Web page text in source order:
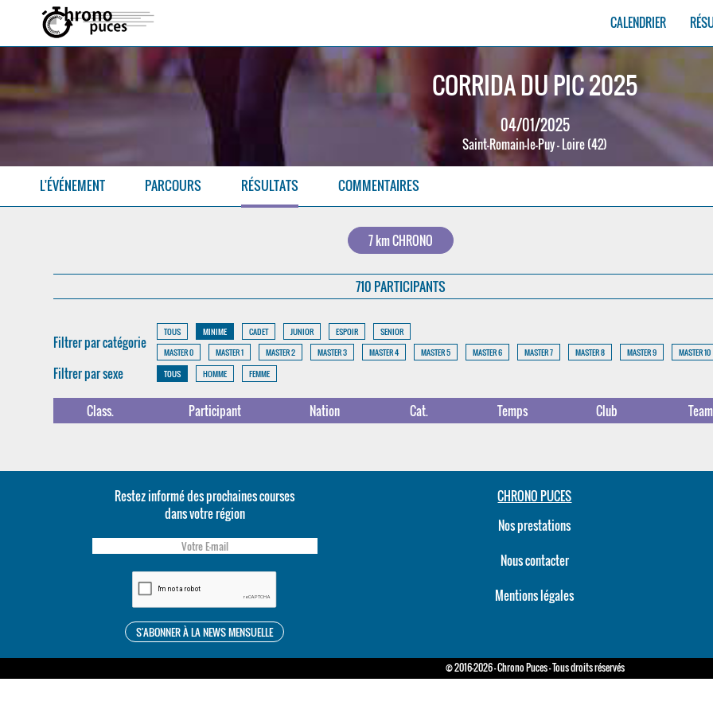
CALENDRIER
CORRIDA DU PIC 2025
04/01/2025
Saint-Romain-le-Puy - Loire (42)
L'ÉVÉNEMENT PARCOURS RÉSULTATS COMMENTAIRES
7 km CHRONO
710 PARTICIPANTS
Filtrer par catégorie
TOUS MINIME CADET JUNIOR ESPOIR
SENIOR
MASTER 0
MASTER 1 MASTER 2 MASTER 3 MASTER 4 MASTER 5 MASTER 6 MASTER 7 MASTER 8 MASTER 9 MASTER 10
Filtrer par sexe TOUS HOMME FEMME
Class. Participant Nation Cat. Temps Club Team
Restez informé des prochaines courses
dans votre région
CHRONO PUCES
Nos prestations
Nous contacter
Mentions légales
© 2016-2026 - Chrono Puces - Tous droits réservés